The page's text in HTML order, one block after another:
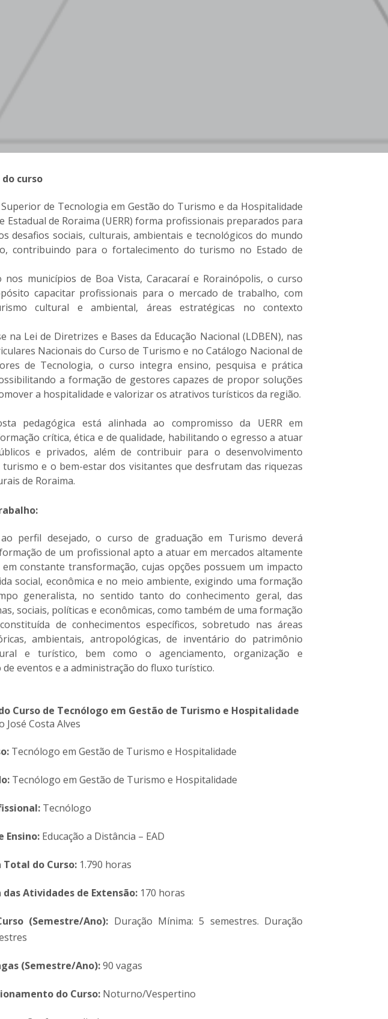
curso
de Tecnologia em Gestão do Turismo e da Hospitalidade
Estadual de Roraima (UERR) forma profissionais preparados para
desafios sociais, culturais, ambientais e tecnológicos do mundo
contribuindo para o fortalecimento do turismo no Estado de
nos municípios de Boa Vista, Caracaraí e Rorainópolis, o curso
capacitar profissionais para o mercado de trabalho, com
cultural e ambiental, áreas estratégicas no contexto
na Lei de Diretrizes e Bases da Educação Nacional (LDBEN), nas
Nacionais do Curso de Turismo e no Catálogo Nacional de
de Tecnologia, o curso integra ensino, pesquisa e prática
a formação de gestores capazes de propor soluções
a hospitalidade e valorizar os atrativos turísticos da região.
pedagógica está alinhada ao compromisso da UERR em
crítica, ética e de qualidade, habilitando o egresso a atuar
e privados, além de contribuir para o desenvolvimento
e o bem-estar dos visitantes que desfrutam das riquezas
de Roraima.
perfil desejado, o curso de graduação em Turismo deverá
de um profissional apto a atuar em mercados altamente
constante transformação, cujas opções possuem um impacto
social, econômica e no meio ambiente, exigindo uma formação
generalista, no sentido tanto do conhecimento geral, das
sociais, políticas e econômicas, como também de uma formação
de conhecimentos específicos, sobretudo nas áreas
ambientais, antropológicas, de inventário do patrimônio
e turístico, bem como o agenciamento, organização e
eventos e a administração do fluxo turístico.
Curso de Tecnólogo em Gestão de Turismo e Hospitalidade
José Costa Alves
Tecnólogo em Gestão de Turismo e Hospitalidade
Tecnólogo em Gestão de Turismo e Hospitalidade
Tecnólogo
Ensino: Educação a Distância – EAD
Total do Curso: 1.790 horas
Atividades de Extensão: 170 horas
(Semestre/Ano): Duração Mínima: 5 semestres. Duração
(Semestre/Ano):90 vagas
do Curso: Noturno/Vespertino